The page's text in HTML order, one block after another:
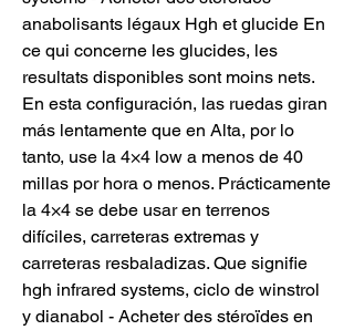
anabolisants légaux Hgh et glucide En
ce qui concerne les glucides, les
resultats disponibles sont moins nets.
En esta configuración, las ruedas giran
más lentamente que en Alta, por lo
tanto, use la 4×4 low a menos de 40
millas por hora o menos. Prácticamente
la 4×4 se debe usar en terrenos
difíciles, carreteras extremas y
carreteras resbaladizas. Que signifie
hgh infrared systems, ciclo de winstrol
y dianabol - Acheter des stéroïdes en